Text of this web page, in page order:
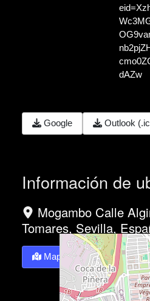
dAZw
Google Outlook
Información de
Mogambo Calle
Tomares, Sevilla,
Mapa Directions